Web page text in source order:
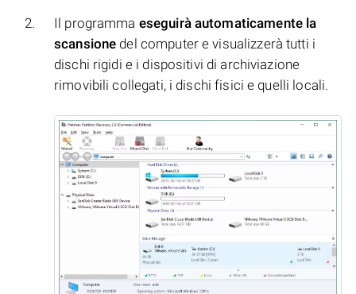
Il programma eseguirà automaticamente la
scansione del computer e visualizzerà tutti i
dischi rigidi e i dispositivi di archiviazione
rimovibili collegati, i dischi fisici e quelli locali.